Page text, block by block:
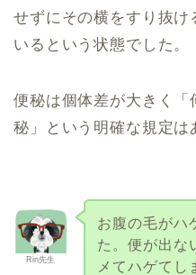
せずにその横をすり抜け
いるという状態でした。
便秘は個体差が大きく
秘」という明確な規定は
Rin先生
お腹の毛がハ
た。便が出な
メてハゲてし